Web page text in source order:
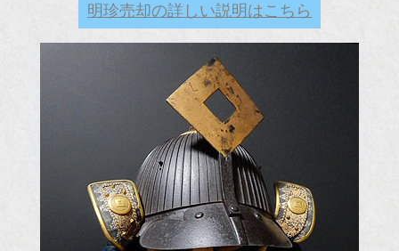
明珍売却の詳しい説明はこちら